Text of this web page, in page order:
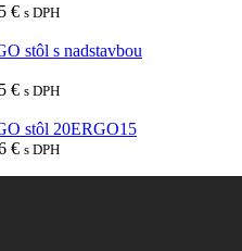
€ s DPH
stôl s nadstavbou
€ s DPH
stôl 20ERGO15
€ s DPH